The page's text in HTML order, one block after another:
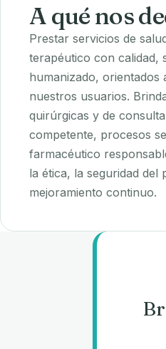
A qué nos
Prestar servicios de
terapéutico con calidad,
humanizado, orientados
nuestros usuarios.
quirúrgicas y de
competente, procesos
farmacéutico
la ética, la seguridad del
mejoramiento continuo.